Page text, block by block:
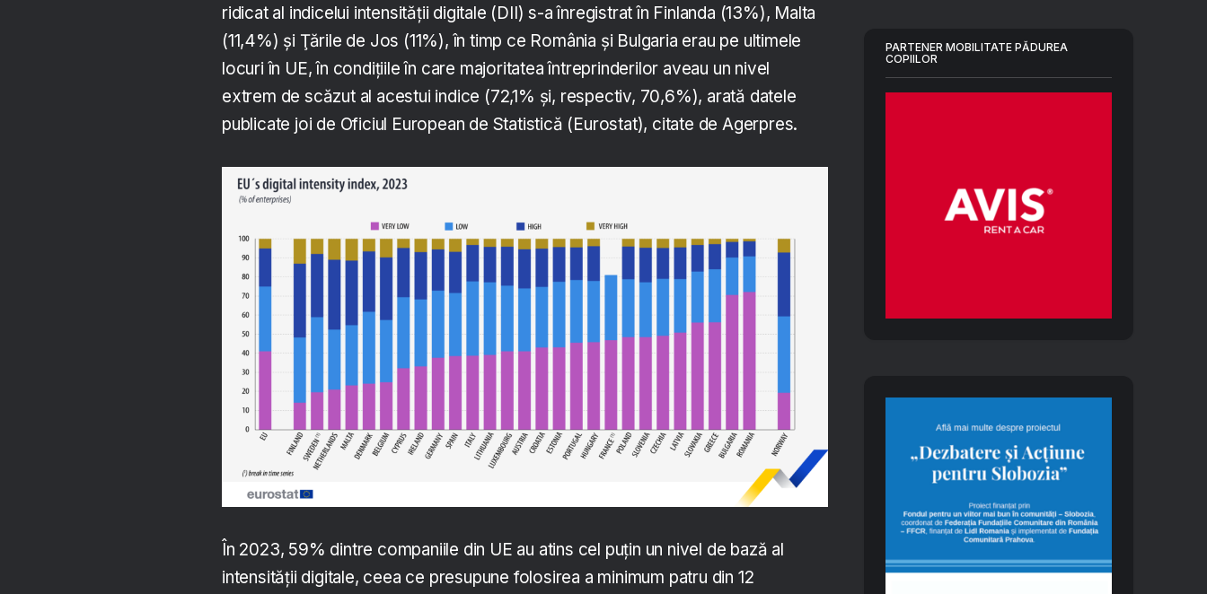
ridicat al indicelui intensităţii digitale (DII) s-a înregistrat în Finlanda (13%), Malta
(11,4%) şi Ţările de Jos (11%), în timp ce România şi Bulgaria erau pe ultimele
locuri în UE, în condiţiile în care majoritatea întreprinderilor aveau un nivel
extrem de scăzut al acestui indice (72,1% şi, respectiv, 70,6%), arată datele
publicate joi de Oficiul European de Statistică (Eurostat), citate de Agerpres.
În 2023, 59% dintre companiile din UE au atins cel puţin un nivel de bază al
intensităţii digitale, ceea ce presupune folosirea a minimum patru din 12
PARTENER MOBILITATE PĂDUREA
COPIILOR